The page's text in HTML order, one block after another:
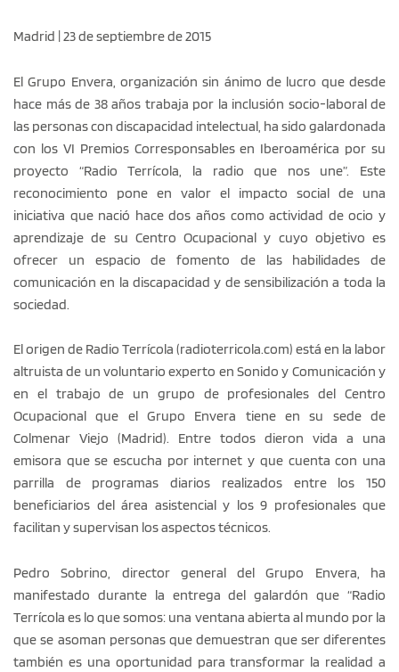
Madrid | 23 de septiembre de 2015
El Grupo Envera, organización sin ánimo de lucro que desde
hace más de 38 años trabaja por la inclusión socio-laboral de
las personas con discapacidad intelectual, ha sido galardonada
con los VI Premios Corresponsables en Iberoamérica por su
proyecto “Radio Terrícola, la radio que nos une”. Este
reconocimiento pone en valor el impacto social de una
iniciativa que nació hace dos años como actividad de ocio y
aprendizaje de su Centro Ocupacional y cuyo objetivo es
ofrecer un espacio de fomento de las habilidades de
comunicación en la discapacidad y de sensibilización a toda la
sociedad.
El origen de Radio Terrícola (radioterricola.com) está en la labor
altruista de un voluntario experto en Sonido y Comunicación y
en el trabajo de un grupo de profesionales del Centro
Ocupacional que el Grupo Envera tiene en su sede de
Colmenar Viejo (Madrid). Entre todos dieron vida a una
emisora que se escucha por internet y que cuenta con una
parrilla de programas diarios realizados entre los 150
beneficiarios del área asistencial y los 9 profesionales que
facilitan y supervisan los aspectos técnicos.
Pedro Sobrino, director general del Grupo Envera, ha
manifestado durante la entrega del galardón que “Radio
Terrícola es lo que somos: una ventana abierta al mundo por la
que se asoman personas que demuestran que ser diferentes
también es una oportunidad para transformar la realidad a